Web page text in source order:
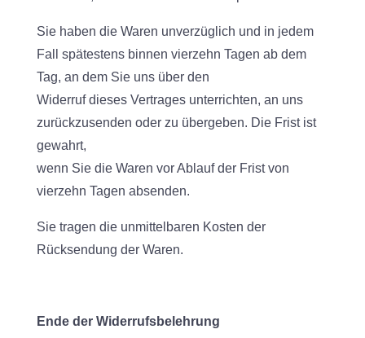
Sie haben die Waren unverzüglich und in jedem
Fall spätestens binnen vierzehn Tagen ab dem
Tag, an dem Sie uns über den
Widerruf dieses Vertrages unterrichten, an uns
zurückzusenden oder zu übergeben. Die Frist ist
gewahrt,
wenn Sie die Waren vor Ablauf der Frist von
vierzehn Tagen absenden.
Sie tragen die unmittelbaren Kosten der
Rücksendung der Waren.
Ende der Widerrufsbelehrung